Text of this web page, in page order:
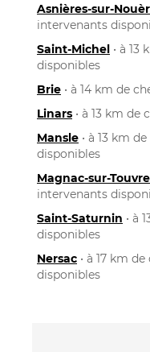
Asnières-sur-
intervenants
Saint-Michel • à 13
disponibles
Brie • à 14 km de
Linars • à 13 km de
Mansle • à 13 km
disponibles
Magnac-sur-Touvre
intervenants
Saint-Saturnin • à
disponibles
Nersac • à 17 km
disponibles